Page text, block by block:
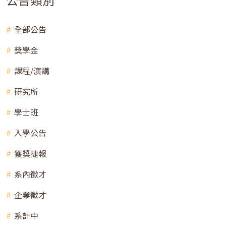
全部公告
獎學金
課程/演講
研究所
學士班
入學公告
獲獎捷報
系內徵才
企業徵才
系計中